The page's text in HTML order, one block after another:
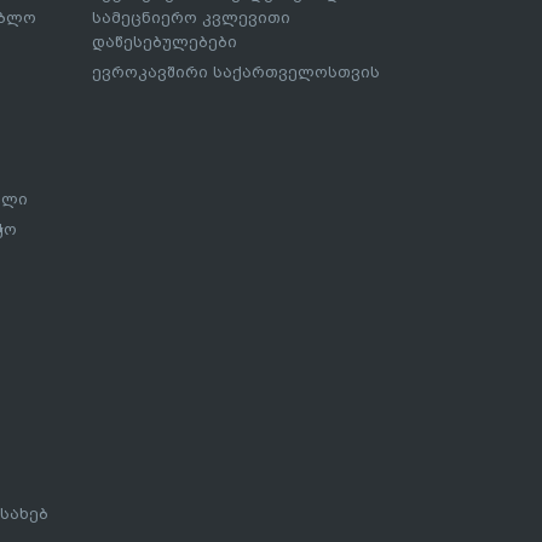
სამეცნიერო კვლევითი
დაწესებულებები
ევროკავშირი საქართველოსთვის